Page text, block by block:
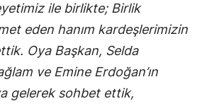
ile birlikte; Birlik
eden hanım kardeşlerimizin
Oya Başkan, Selda
ve Emine Erdoğan’ın
gelerek sohbet ettik,